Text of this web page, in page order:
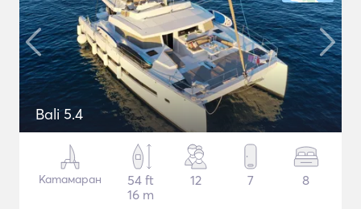
Bali 5.4
Катамаран
54 ft
16 m
12 7 8